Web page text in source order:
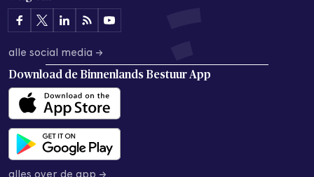
alle social media →
Download de Binnenlands Bestuur App